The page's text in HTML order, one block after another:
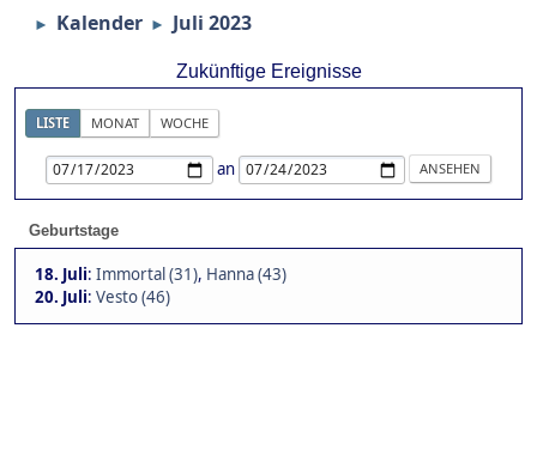
► Kalender ► Juli 2023
Zukünftige Ereignisse
LISTE MONAT WOCHE
an
Geburtstage
18. Juli: Immortal (31), Hanna (43)
20. Juli: Vesto (46)